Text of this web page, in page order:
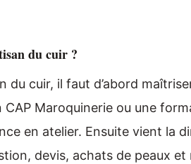
du cuir ?
du cuir, il faut d’abord
CAP Maroquinerie ou une
en atelier. Ensuite vient la
devis, achats de peaux